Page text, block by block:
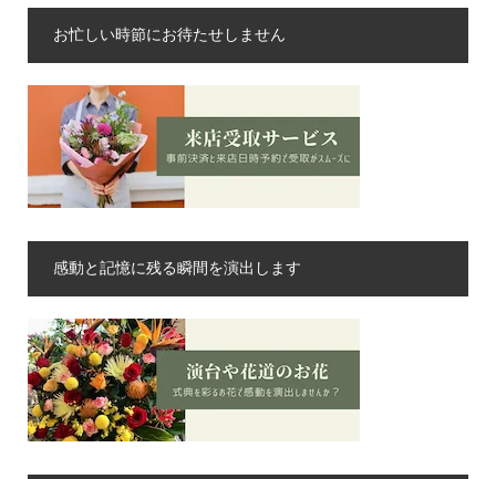
お忙しい時節にお待たせしません
感動と記憶に残る瞬間を演出します